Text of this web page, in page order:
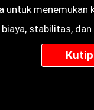
untuk menemukan
stabilitas,